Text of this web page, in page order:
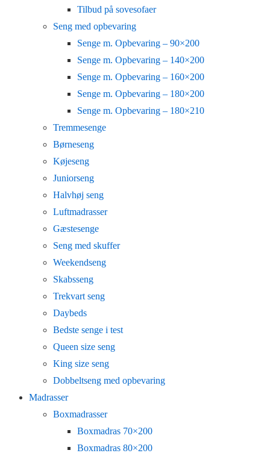
Tilbud på sovesofaer
Seng med opbevaring
Senge m. Opbevaring – 90×200
Senge m. Opbevaring – 140×200
Senge m. Opbevaring – 160×200
Senge m. Opbevaring – 180×200
Senge m. Opbevaring – 180×210
Tremmesenge
Børneseng
Køjeseng
Juniorseng
Halvhøj seng
Luftmadrasser
Gæstesenge
Seng med skuffer
Weekendseng
Skabsseng
Trekvart seng
Daybeds
Bedste senge i test
Queen size seng
King size seng
Dobbeltseng med opbevaring
Madrasser
Boxmadrasser
Boxmadras 70×200
Boxmadras 80×200